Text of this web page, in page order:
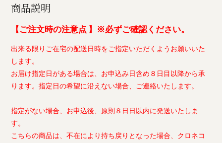
商品説明
【ご注文時の注意点 】※必ずご確認ください。
出来る限りご在宅の配送日時をご指定いただくようお願いいた
します。
お届け指定日がある場合は、お申込み日含め８日目以降から承
ります。指定日の希望に沿えない場合、ご連絡いたします。
指定がない場合、お申込後、原則８日日以内に発送いたしま
す。
こちらの商品は、不在により持ち戻りとなった場合、クロネコ